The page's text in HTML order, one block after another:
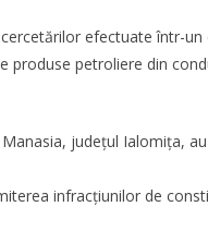
efectuate într-
produse petroliere din
judeţul Ialomiţa,
infracţiunilor de